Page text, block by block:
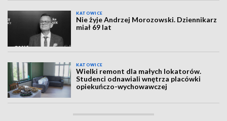
KATOWICE
Nie żyje Andrzej Morozowski. Dziennikarz
miał 69 lat
KATOWICE
Wielki remont dla małych lokatorów.
Studenci odnawiali wnętrza placówki
opiekuńczo-wychowawczej